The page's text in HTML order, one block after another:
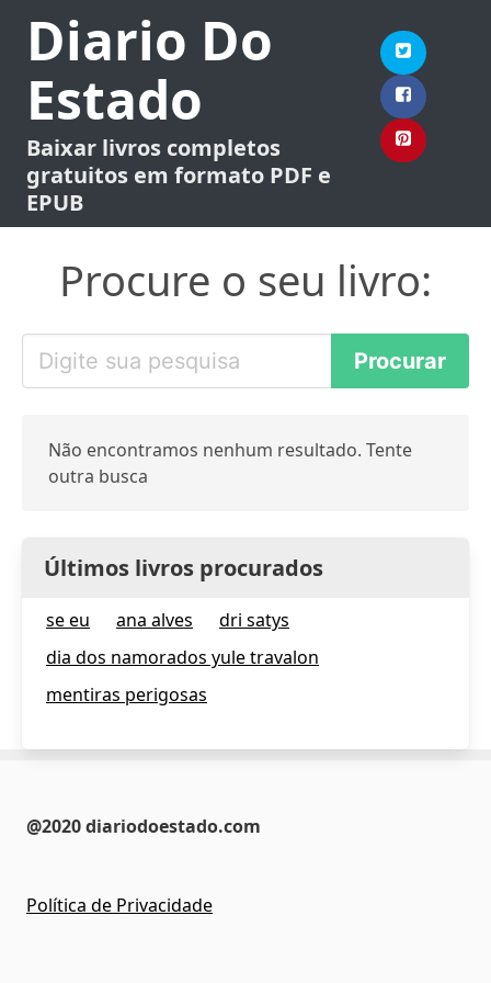
Diario Do
Estado
Baixar livros completos
gratuitos em formato PDF e
EPUB
Procure o seu livro:
Não encontramos nenhum resultado. Tente
outra busca
Últimos livros procurados
se eu ana alves
dri satys
dia dos namorados yule travalon
mentiras perigosas
@2020 diariodoestado.com
Política de Privacidade